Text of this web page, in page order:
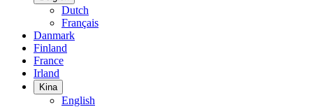
Dutch
Français
Danmark
Finland
France
Irland
Kina
English